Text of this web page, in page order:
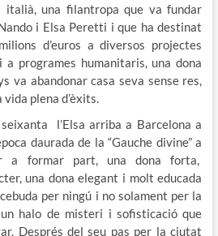
italià, una filantropa que va fundar
i Elsa Peretti i que ha destinat
d’euros a diversos projectes
programes humanitaris, una dona
va abandonar casa seva sense res,
vida plena d’èxits.
l’Elsa arriba a Barcelona a
daurada de la “Gauche divine” a
a formar part, una dona forta,
una dona elegant i molt educada
per ningú i no solament per la
halo de misteri i sofisticació que
Després del seu pas per la ciutat